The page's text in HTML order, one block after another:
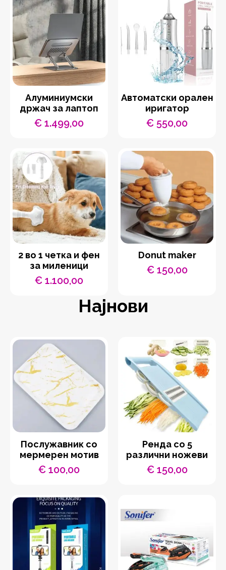
Aлуминиумски
држач за лаптоп
€ 1.499,00
Автоматски орален
иригатор
€ 550,00
2 во 1 четка и фен
за миленици
€ 1.100,00
Donut maker
€150,00
Најнови
Послужавник со
мермерен мотив
€ 100,00
Ренда со 5
различни ножеви
€150,00